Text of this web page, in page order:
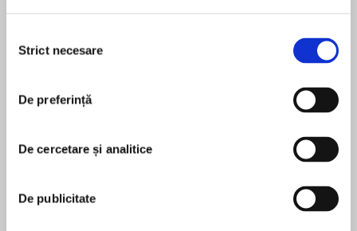
consimțământului
Strict necesare
De preferință
De cercetare și analitice
De publicitate
THE DEMONS
Creatures lurk in the endless forests of the Wild,
plucking victims from those who scratch a living
pentru această carte
Peter Newman lives in Somerset with his wife and